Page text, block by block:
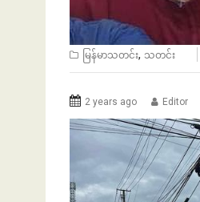
မြန်မာသတင်း, သတင်း
2 years ago Editor